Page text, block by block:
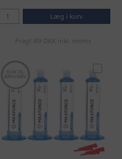
Læg i kurv
Fragt 49 DKK inkl. moms